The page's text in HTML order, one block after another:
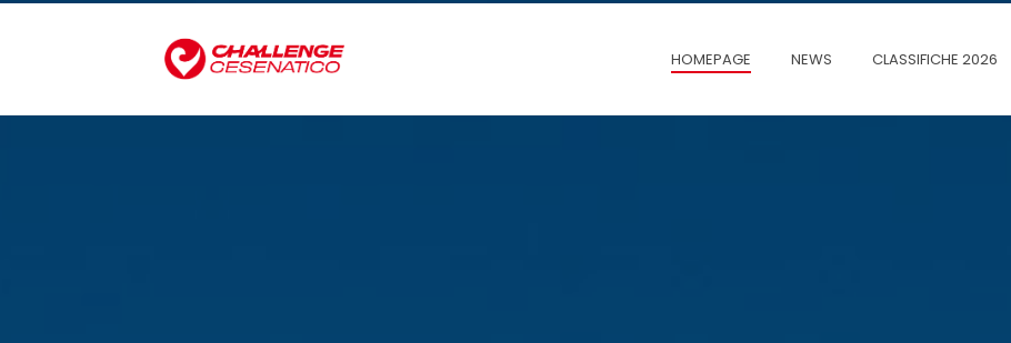
HOMEPAGE NEWS CLASSIFICHE 2026